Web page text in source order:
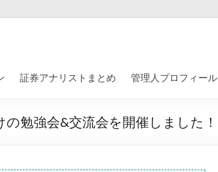
証券アナリストまとめ 管理人プロフィール
の勉強会&交流会を開催しました！